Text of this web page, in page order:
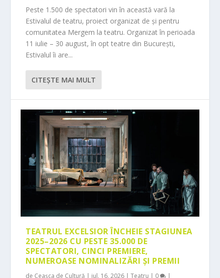
Peste 1.500 de spectatori vin în această vară la
Estivalul de teatru, proiect organizat de și pentru
comunitatea Mergem la teatru. Organizat în perioada
11 iulie – 30 august, în opt teatre din București,
Estivalul îi are...
CITEŞTE MAI MULT
TEATRUL EXCELSIOR ÎNCHEIE STAGIUNEA
2025–2026 CU PESTE 35.000 DE
SPECTATORI, CINCI PREMIERE,
NUMEROASE NOMINALIZĂRI ȘI PREMII
de Ceașca de Cultură | iul. 16, 2026 |Teatru | 0 |